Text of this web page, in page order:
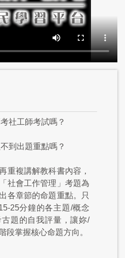
社工師考試嗎？
到出題重點嗎？
重複講解教科書內容，
社會工作管理」考題為
各章節的命題重點。只
25分鐘的各主題/概念
題的自我評量，讓妳/
段掌握核心命題方向。